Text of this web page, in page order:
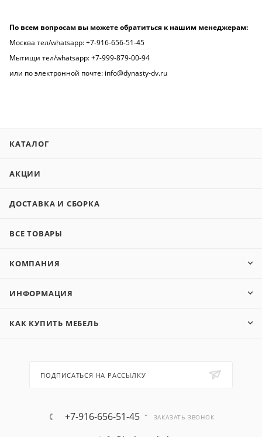
По всем вопросам вы можете обратиться к нашим менеджерам:
Москва тел/whatsapp:+7-916-656-51-45
Мытищи тел/whatsapp: +7-999-879-00-94
или по электронной почте: info@dynasty-dv.ru
КАТАЛОГ
АКЦИИ
ДОСТАВКА И СБОРКА
ВСЕ ТОВАРЫ
КОМПАНИЯ
ИНФОРМАЦИЯ
КАК КУПИТЬ МЕБЕЛЬ
ПОДПИСАТЬСЯ НА РАССЫЛКУ
+7-916-656-51-45 ЗАКАЗАТЬ ЗВОНОК